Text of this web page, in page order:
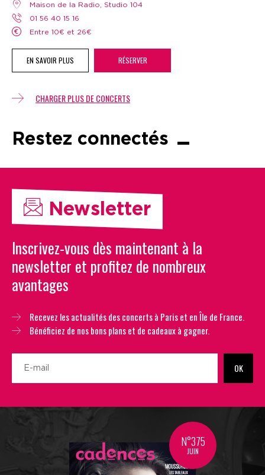
Maison de la Radio, Studio 104
01 56 40 15 16
Entre 10€ et 26€
EN SAVOIR PLUS RÉSERVER
CHARGER PLUS DE CONCERTS
Restez connectés
Newsletter
Inscrivez-vous dès maintenant à la
newsletter et profitez de nombreux
avantages
Recevez les actualités des concerts à Paris et en Île de France.
Bénéficiez de nos bons plans et de cadeaux à gagner.
OK
N°375
JUIN